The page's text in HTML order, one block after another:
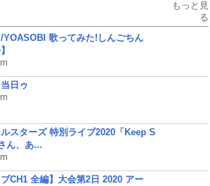
もっと見
る
YOASOBI 歌ってみた!しんごちん
日ゥ
スターズ 特別ライブ2020「Keep S
ん、あ...
ブCH1 全編】大会第2日 2020 アー